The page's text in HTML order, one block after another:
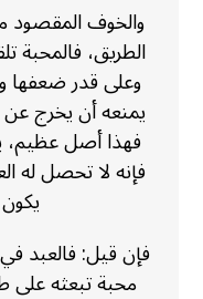
والخوف المقصود
الطريق، فالمحبة
وعلى قدر ضعفها
يمنعه أن يخرج عن
فهذا أصل عظيم،
فإنه لا تحصل له
فإن قيل: فالعبد
محبة تبعثه